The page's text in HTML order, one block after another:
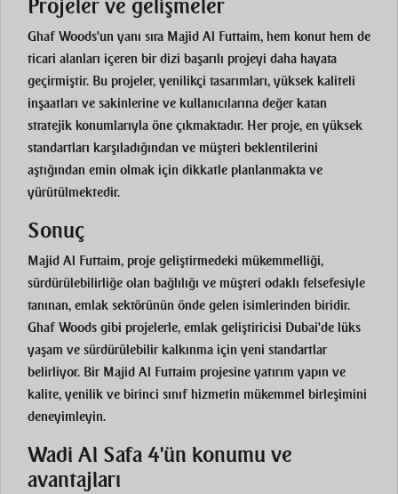
Projeler ve gelişmeler
Ghaf Woods'un yanı sıra Majid Al Futtaim, hem konut hem de
ticari alanları içeren bir dizi başarılı projeyi daha hayata
geçirmiştir. Bu projeler, yenilikçi tasarımları, yüksek kaliteli
inşaatları ve sakinlerine ve kullanıcılarına değer katan
stratejik konumlarıyla öne çıkmaktadır. Her proje, en yüksek
standartları karşıladığından ve müşteri beklentilerini
aştığından emin olmak için dikkatle planlanmakta ve
yürütülmektedir.
Sonuç
Majid Al Futtaim, proje geliştirmedeki mükemmelliği,
sürdürülebilirliğe olan bağlılığı ve müşteri odaklı felsefesiyle
tanınan, emlak sektörünün önde gelen isimlerinden biridir.
Ghaf Woods gibi projelerle, emlak geliştiricisi Dubai'de lüks
yaşam ve sürdürülebilir kalkınma için yeni standartlar
belirliyor. Bir Majid Al Futtaim projesine yatırım yapın ve
kalite, yenilik ve birinci sınıf hizmetin mükemmel birleşimini
deneyimleyin.
Wadi Al Safa 4'ün konumu ve
avantajları